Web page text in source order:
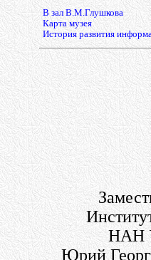
В зал В.М.Глушкова
Карта музея
История развития
НАН
Юрий